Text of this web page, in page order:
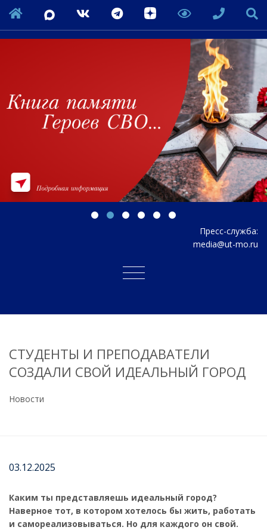
Пресс-служба:
media@ut-mo.ru
СТУДЕНТЫ И ПРЕПОДАВАТЕЛИ
СОЗДАЛИ СВОЙ ИДЕАЛЬНЫЙ ГОРОД
Новости
03.12.2025
Каким ты представляешь идеальный город?
Наверное тот, в котором хотелось бы жить, работать
и самореализовываться. Но для каждого он свой.